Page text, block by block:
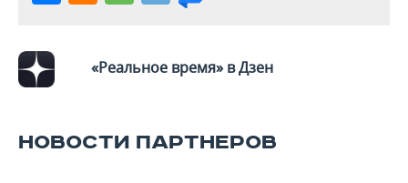
«Реальное время» в Дзен
НОВОСТИ ПАРТНЕРОВ